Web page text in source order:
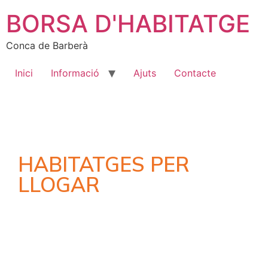
BORSA D'HABITATGE
Conca de Barberà
Inici Informació Ajuts Contacte
HABITATGES PER
LLOGAR